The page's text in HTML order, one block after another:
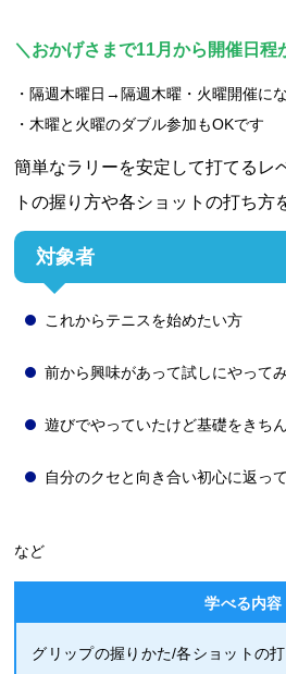
＼おかげさまで11月から開催日程
・隔週木曜日→隔週木曜・火曜開催にな
・木曜と火曜のダブル参加もOKです
簡単なラリーを安定して打てるレ
トの握り方や各ショットの打ち方
対象者
これからテニスを始めたい方
前から興味があって試しにやって
遊びでやっていたけど基礎をきち
自分のクセと向き合い初心に返っ
など
学べる内容
グリップの握りかた/各ショットの